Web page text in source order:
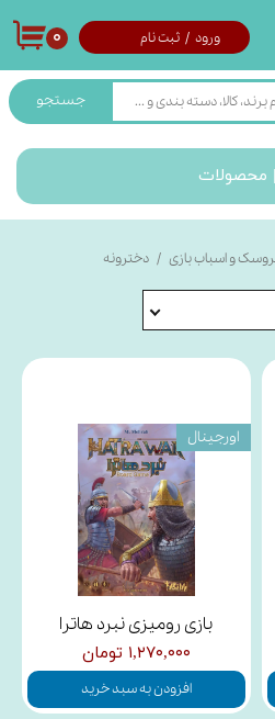
جستجو
ورود / ثبت نام ۰
محصولات
و اسباب بازی دخترونه
بازی رومیزی نبرد هاترا
۱,۲۷۰,۰۰۰ تومان
افزودن به سبد خرید
اورجینال